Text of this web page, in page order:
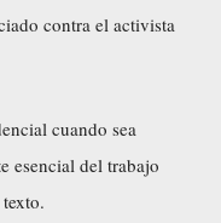
contra el activista
cuando sea
esencial del trabajo